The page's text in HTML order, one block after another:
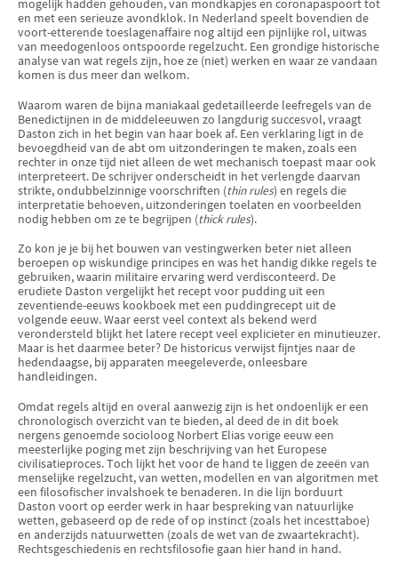
mogelijk hadden gehouden, van mondkapjes en coronapaspoort tot
en met een serieuze avondklok. In Nederland speelt bovendien de
voort-etterende toeslagenaffaire nog altijd een pijnlijke rol, uitwas
van meedogenloos ontspoorde regelzucht. Een grondige historische
analyse van wat regels zijn, hoe ze (niet) werken en waar ze vandaan
komen is dus meer dan welkom.
Waarom waren de bijna maniakaal gedetailleerde leefregels van de
Benedictijnen in de middeleeuwen zo langdurig succesvol, vraagt
Daston zich in het begin van haar boek af. Een verklaring ligt in de
bevoegdheid van de abt om uitzonderingen te maken, zoals een
rechter in onze tijd niet alleen de wet mechanisch toepast maar ook
interpreteert. De schrijver onderscheidt in het verlengde daarvan
strikte, ondubbelzinnige voorschriften (thin rules) en regels die
interpretatie behoeven, uitzonderingen toelaten en voorbeelden
nodig hebben om ze te begrijpen (thick rules).
Zo kon je je bij het bouwen van vestingwerken beter niet alleen
beroepen op wiskundige principes en was het handig dikke regels te
gebruiken, waarin militaire ervaring werd verdisconteerd. De
erudiete Daston vergelijkt het recept voor pudding uit een
zeventiende-eeuws kookboek met een puddingrecept uit de
volgende eeuw. Waar eerst veel context als bekend werd
verondersteld blijkt het latere recept veel explicieter en minutieuzer.
Maar is het daarmee beter? De historicus verwijst fijntjes naar de
hedendaagse, bij apparaten meegeleverde, onleesbare
handleidingen.
Omdat regels altijd en overal aanwezig zijn is het ondoenlijk er een
chronologisch overzicht van te bieden, al deed de in dit boek
nergens genoemde socioloog Norbert Elias vorige eeuw een
meesterlijke poging met zijn beschrijving van het Europese
civilisatieproces. Toch lijkt het voor de hand te liggen de zeeën van
menselijke regelzucht, van wetten, modellen en van algoritmen met
een filosofischer invalshoek te benaderen. In die lijn borduurt
Daston voort op eerder werk in haar bespreking van natuurlijke
wetten, gebaseerd op de rede of op instinct (zoals het incesttaboe)
en anderzijds natuurwetten (zoals de wet van de zwaartekracht).
Rechtsgeschiedenis en rechtsfilosofie gaan hier hand in hand.